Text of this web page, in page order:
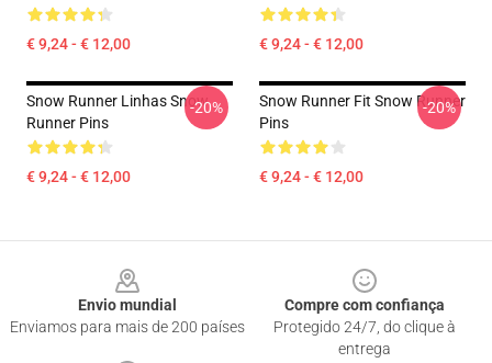
€ 9,24 - € 12,00 € 9,24 - € 12,00
Snow Runner Linhas Snow
Runner Pins
€ 9,24 - € 12,00
-20%
Snow Runner Fit Snow Runner
Pins
€ 9,24 - € 12,00
-20%
Envio mundial
Enviamos para mais de 200 países
Compre com confiança
Protegido 24/7, do clique à
entrega